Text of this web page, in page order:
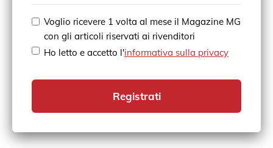
Voglio ricevere 1 volta al mese il Magazine MG
con gli articoli riservati ai rivenditori
Ho letto e accetto l'informativa sulla privacy
Registrati